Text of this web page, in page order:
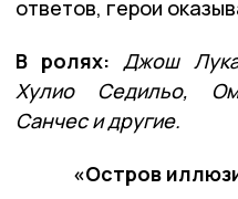
ответов, герои
В ролях:Джош
Хулио Седильо,
Санчес и другие.
«Остров